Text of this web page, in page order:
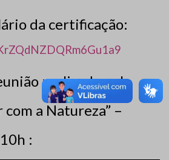
da certificação:
realizada pelo
a Natureza” –
: